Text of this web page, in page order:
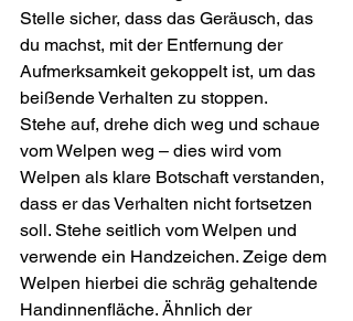
Stelle sicher, dass das Geräusch, das
du machst, mit der Entfernung der
Aufmerksamkeit gekoppelt ist, um das
beißende Verhalten zu stoppen.
Stehe auf, drehe dich weg und schaue
vom Welpen weg – dies wird vom
Welpen als klare Botschaft verstanden,
dass er das Verhalten nicht fortsetzen
soll. Stehe seitlich vom Welpen und
verwende ein Handzeichen. Zeige dem
Welpen hierbei die schräg gehaltende
Handinnenfläche. Ähnlich der